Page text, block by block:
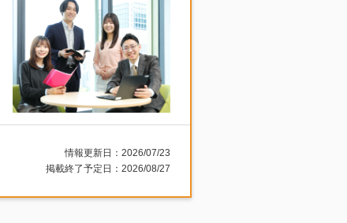
情報更新日：2026/07/23
掲載終了予定日：2026/08/27